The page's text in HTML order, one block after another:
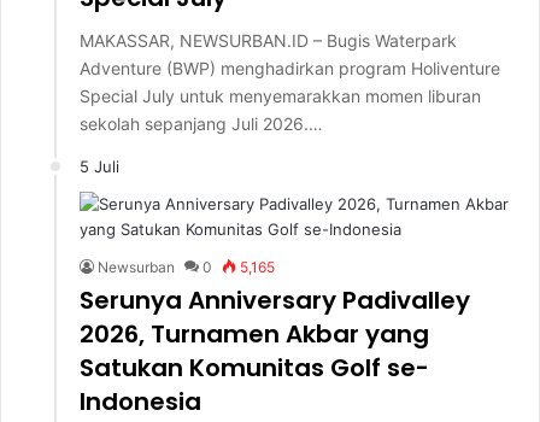
MAKASSAR, NEWSURBAN.ID – Bugis Waterpark
Adventure (BWP) menghadirkan program Holiventure
Special July untuk menyemarakkan momen liburan
sekolah sepanjang Juli 2026.…
5 Juli
Newsurban 0 5,165
Serunya Anniversary Padivalley
2026, Turnamen Akbar yang
Satukan Komunitas Golf se-
Indonesia